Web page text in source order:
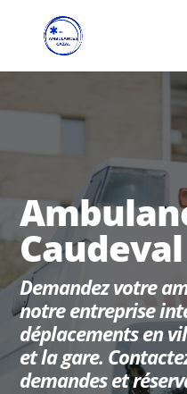
Caudeval
Demandez votre
notre entreprise
déplacements en
et la gare.
demandes et